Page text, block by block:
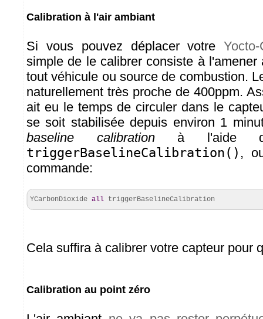
Calibration à l'air ambiant
Si vous pouvez déplacer votre
simple de le calibrer consiste à l'amener
tout véhicule ou source de combustion.
naturellement très proche de 400ppm.
ait eu le temps de circuler dans le
se soit stabilisée depuis environ 1
baseline calibrationà l'aide
triggerBaselineCalibration() ,
commande:
YCarbonDioxide all triggerBaselineCalibration
Cela suffira à calibrer votre capteur pour
Calibration au point zéro